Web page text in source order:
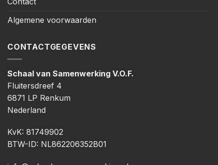
Algemene voorwaarden
CONTACTGEGEVENS
Schaal van Samenwerking V.O.F.
Fluitersdreef 4
6871 LP Renkum
Nederland
KvK: 81749902
BTW-ID: NL862206352B01